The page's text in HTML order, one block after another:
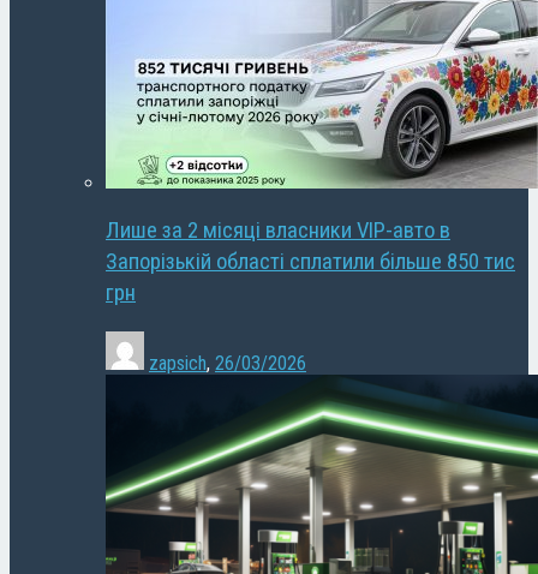
Лише за 2 місяці власники VIP-авто в
Запорізькій області сплатили більше 850 тис
грн
zapsich, 26/03/2026